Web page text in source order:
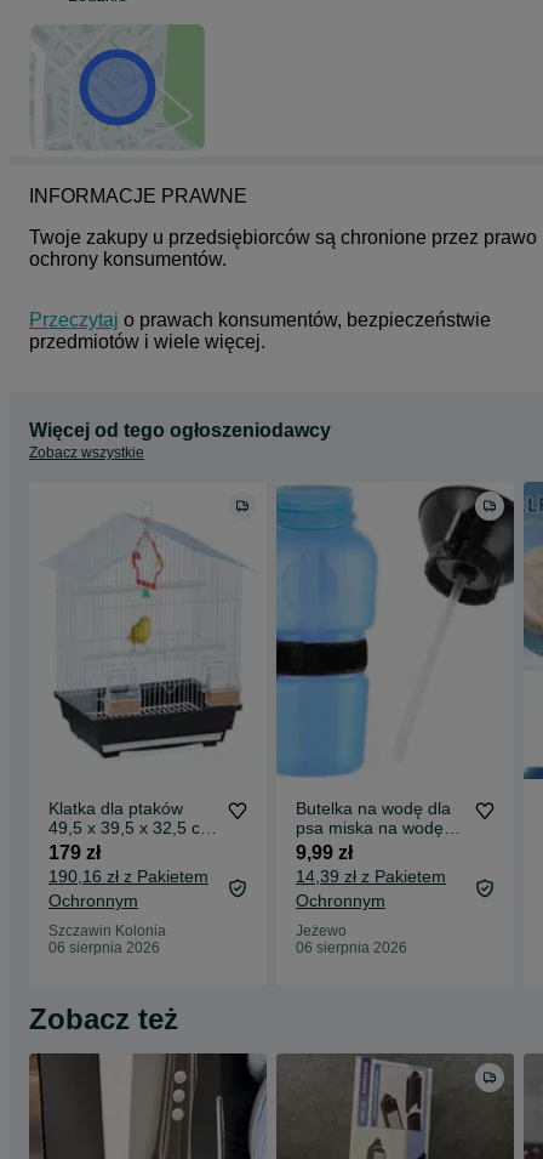
INFORMACJE PRAWNE
Twoje zakupy u przedsiębiorców są chronione przez prawo
ochrony konsumentów.
Przeczytaj o prawach konsumentów, bezpieczeństwie
przedmiotów i wiele więcej.
Więcej od tego ogłoszeniodawcy
Zobacz wszystkie
Klatka dla ptaków
49,5 x 39,5 x 32,5 cm
Relaxdays
179 zł
190,16 zł z Pakietem
Ochronnym
Szczawin Kolonia
06 sierpnia 2026
Butelka na wodę dla
psa miska na wodę
500 ml
9,99 zł
14,39 zł z Pakietem
Ochronnym
Jeżewo
06 sierpnia 2026
Zobacz też